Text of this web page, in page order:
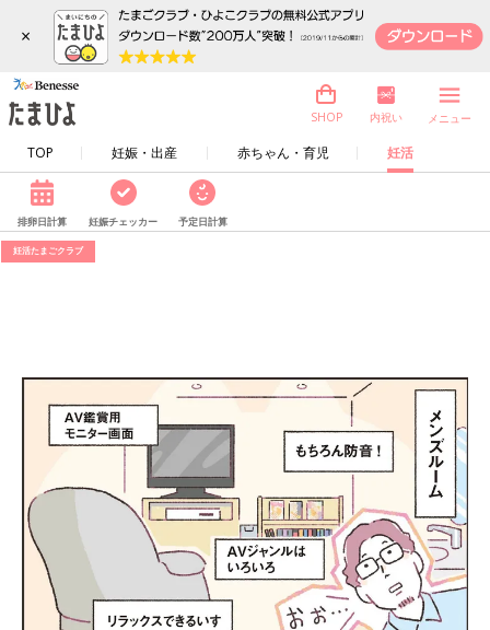
×
TOP 妊娠・出産 赤ちゃん・育児 妊活
SHOP 内祝い メニュー
排卵日計算 妊娠チェッカー 予定日計算
妊活たまごクラブ